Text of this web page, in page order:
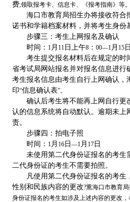
费;领取报考卡、信息卡、《报考指南》等。
海口市教育局招生办将接收符合
诺书和学籍档案材料，并将考生身份
步骤三：考生上网报名及确认
时间： 1月 11日上午8： 00—1月 15
考生提交报名材料后在规定的时
省考试局网站报名并对报名信息进行
考生报名信息由考生自行上网确认，
印“信息确认表”。
确认后考生将不能再上网自行更
认的信息系统将自动默认。逾期未上
责。
步骤四：拍电子照
时间： 1月 16日 —1月 17日
未使用第二代身份证报名的考生
二代身份证的考生不需要拍照。
凡使用第二代身份证报名的考生，
性别和民族内容的更改?熏海口市教育
身份证报名的考生如涉及上述内容的更改